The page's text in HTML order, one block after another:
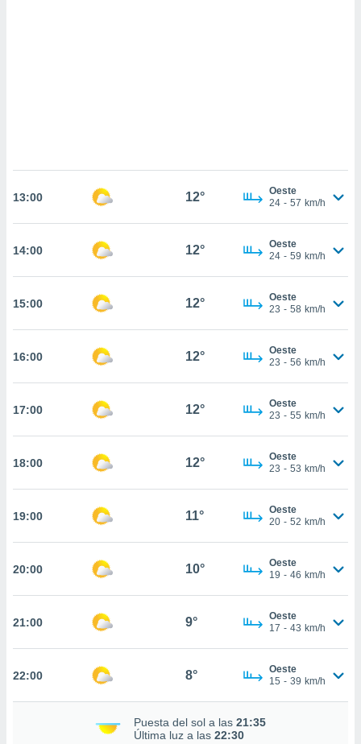
aceptar
de
sitio
que
sean
para
ni para
no
web a
13:00 12°
Oeste
24 - 57 km/h
14:00 12°
Oeste
24 - 59 km/h
15:00 12°
Oeste
23 - 58 km/h
16:00 12°
Oeste
23 - 56 km/h
17:00 12°
Oeste
23 - 55 km/h
18:00 12°
Oeste
23 - 53 km/h
19:00 11°
Oeste
20 - 52 km/h
20:00 10°
Oeste
19 - 46 km/h
21:00 9°
Oeste
17 - 43 km/h
22:00 8°
Oeste
15 - 39 km/h
Puesta del sol a las 21:35
Última luz a las 22:30